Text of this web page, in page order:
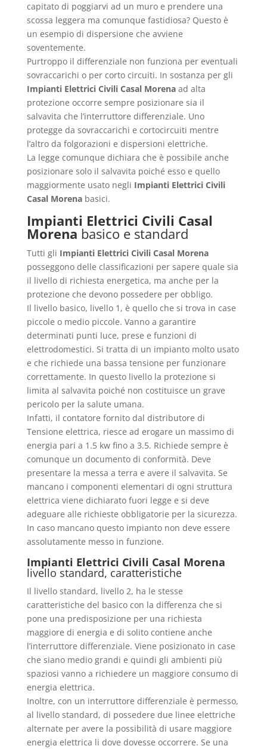
capitato di poggiarvi ad un muro e prendere una
scossa leggera ma comunque fastidiosa? Questo è
un esempio di dispersione che avviene
soventemente.
Purtroppo il differenziale non funziona per eventuali
sovraccarichi o per corto circuiti. In sostanza per gli
Impianti Elettrici Civili Casal Morenaad alta
protezione occorre sempre posizionare sia il
salvavita che l’interruttore differenziale. Uno
protegge da sovraccarichi e cortocircuiti mentre
l’altro da folgorazioni e dispersioni elettriche.
La legge comunque dichiara che è possibile anche
posizionare solo il salvavita poiché esso e quello
maggiormente usato negli Impianti Elettrici Civili
Casal Morenabasici.
Impianti Elettrici Civili Casal
Morena basico e standard
Tutti gli Impianti Elettrici Civili Casal Morena
posseggono delle classificazioni per sapere quale sia
il livello di richiesta energetica, ma anche per la
protezione che devono possedere per obbligo.
Il livello basico, livello 1, è quello che si trova in case
piccole o medio piccole. Vanno a garantire
determinati punti luce, prese e funzioni di
elettrodomestici. Si tratta di un impianto molto usato
e che richiede una bassa tensione per funzionare
correttamente. In questo livello la protezione si
limita al salvavita poiché non costituisce un grave
pericolo per la salute umana.
Infatti, il contatore fornito dal distributore di
Tensione elettrica, riesce ad erogare un massimo di
energia pari a 1.5 kw fino a 3.5. Richiede sempre è
comunque un documento di conformità. Deve
presentare la messa a terra e avere il salvavita. Se
mancano i componenti elementari di ogni struttura
elettrica viene dichiarato fuori legge e si deve
adeguare alle richieste obbligatorie per la sicurezza.
In caso mancano questo impianto non deve essere
assolutamente messo in funzione.
Impianti Elettrici Civili Casal Morena
livello standard, caratteristiche
Il livello standard, livello 2, ha le stesse
caratteristiche del basico con la differenza che si
pone una predisposizione per una richiesta
maggiore di energia e di solito contiene anche
l’interruttore differenziale. Viene posizionato in case
che siano medio grandi e quindi gli ambienti più
spaziosi vanno a richiedere un maggiore consumo di
energia elettrica.
Inoltre, con un interruttore differenziale è permesso,
al livello standard, di possedere due linee elettriche
alternate per avere la possibilità di usare maggiore
energia elettrica li dove dovesse occorrere. Se una